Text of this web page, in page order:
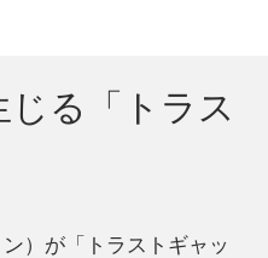
る「トラス
）が「トラストギャッ